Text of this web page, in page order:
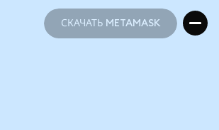
СКАЧАТЬ METAMASK